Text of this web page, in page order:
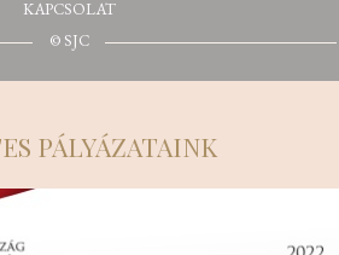
KAPCSOLAT
© SJC
PÁLYÁZATAINK